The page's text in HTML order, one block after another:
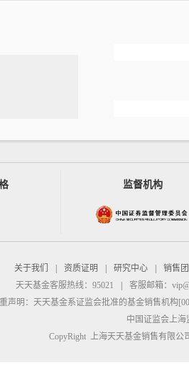
监督机构
关于我们 资质证明 研究中心
销售
天天基金客服热线：95021
客服邮箱：
声明： 天天基金系证监会批准的基金销售机构
中国证监会上
CopyRight 上海天天基金销售有限